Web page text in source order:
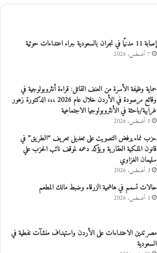
إصابة 11 مدنيًا في نجران بالسعودية جراء اعتداءات حوثية
7 أغسطس، 2026
حماية وظيفة الأسرة من العنف القاتل: قراءة أنثروبولوجية في
وقائع مرصودة في الأردن خلال عام 2026 ،،، الدكتورة زهور
غرايبة/باحثة في الأنثروبولوجيا الاجتماعية
5 أغسطس، 2026
حزب نماء يرفض التصويت على تعديل تعريف “الطريق” في
قانون الملكية العقارية ويؤكد دعمه لموقف نائب الحزب علي
سليمان الغزاوي
3 أغسطس، 2026
حالات تسمم في هاشمية الزرقاء وضبط مالك المطعم
1 أغسطس، 2026
مصر تدين الاعتداءات على الأردن واستهداف منشآت نفطية في
السعودية